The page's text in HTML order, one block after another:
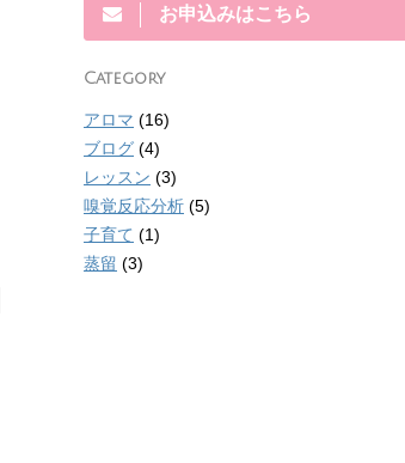
お申込みはこちら
Category
アロマ (16)
ブログ (4)
レッスン (3)
嗅覚反応分析 (5)
子育て (1)
蒸留 (3)